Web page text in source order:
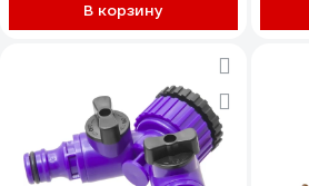
В корзину